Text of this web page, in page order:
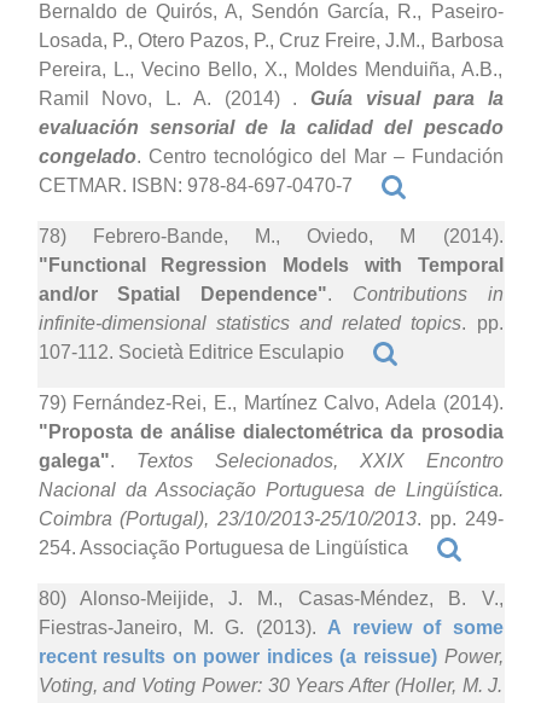
Bernaldo de Quirós, A, Sendón García, R., Paseiro-
Losada, P., Otero Pazos, P., Cruz Freire, J.M., Barbosa
Pereira, L., Vecino Bello, X., Moldes Menduiña, A.B.,
Ramil Novo, L. A. (2014) .Guía visual para la
evaluación sensorial de la calidad del pescado
congelado. Centro tecnológico del Mar – Fundación
CETMAR. ISBN: 978-84-697-0470-7
78) Febrero-Bande, M., Oviedo, M (2014).
"Functional Regression Models with Temporal
and/or Spatial Dependence". Contributions in
infinite-dimensional statistics and related topics. pp.
107-112. Società Editrice Esculapio
79) Fernández-Rei, E., Martínez Calvo, Adela (2014).
"Proposta de análise dialectométrica da prosodia
galega". Textos Selecionados, XXIX Encontro
Nacional da Associação Portuguesa de Lingüística.
Coimbra (Portugal), 23/10/2013-25/10/2013. pp. 249-
254. Associação Portuguesa de Lingüística
80) Alonso-Meijide, J. M., Casas-Méndez, B. V.,
Fiestras-Janeiro, M. G. (2013). A review of some
recent results on power indices (a reissue)Power,
Voting, and Voting Power: 30 Years After (Holler, M. J.